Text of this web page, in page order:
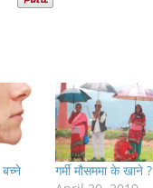
बच्ने
गर्मी मौसममा के खाने ?